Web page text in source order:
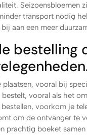
Seizoensbloemen
transport nodig
aan een meer
bestelling
vooral bij
vooral als het
voorkom je
om de ontvanger te
prachtig boeket samen